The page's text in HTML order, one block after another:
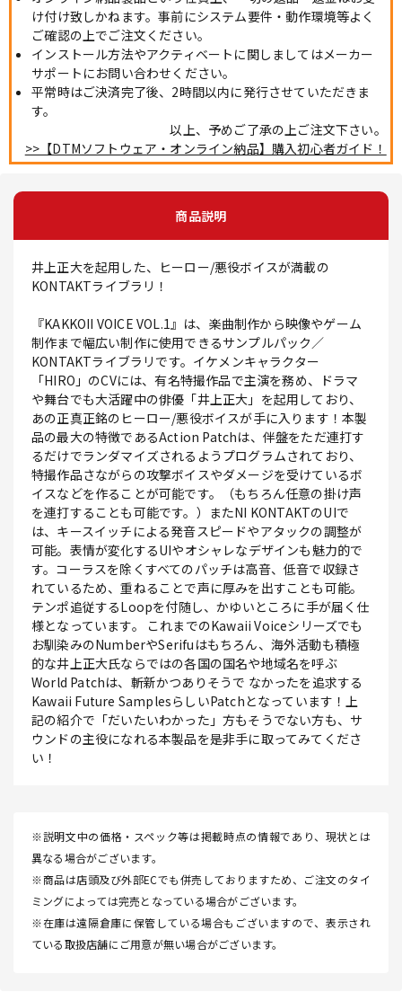
け付け致しかねます。事前にシステム要件・動作環境等よく
ご確認の上でご注文ください。
インストール方法やアクティベートに関しましてはメーカー
サポートにお問い合わせください。
平常時はご決済完了後、2時間以内に発行させていただきま
す。
以上、予めご了承の上ご注文下さい。
>>【DTMソフトウェア・オンライン納品】購入初心者ガイド！
商品説明
井上正大を起用した、ヒーロー/悪役ボイスが満載の
KONTAKTライブラリ！
『KAKKOII VOICE VOL.1』は、楽曲制作から映像やゲーム
制作まで幅広い制作に使用できるサンプルパック／
KONTAKTライブラリです。イケメンキャラクター
「HIRO」のCVには、有名特撮作品で主演を務め、ドラマ
や舞台でも大活躍中の俳優「井上正大」を起用しており、
あの正真正銘のヒーロー/悪役ボイスが手に入ります！本製
品の最大の特徴であるAction Patchは、伴盤をただ連打す
るだけでランダマイズされるようプログラムされており、
特撮作品さながらの攻撃ボイスやダメージを受けているボ
イスなどを作ることが可能です。（もちろん任意の掛け声
を連打することも可能です。）またNI KONTAKTのUIで
は、キースイッチによる発音スピードやアタックの調整が
可能。表情が変化するUIやオシャレなデザインも魅力的で
す。コーラスを除くすべてのパッチは高音、低音で収録さ
れているため、重ねることで声に厚みを出すことも可能。
テンポ追従するLoopを付随し、かゆいところに手が届く仕
様となっています。 これまでのKawaii Voiceシリーズでも
お馴染みのNumberやSerifuはもちろん、海外活動も積極
的な井上正大氏ならではの各国の国名や地域名を呼ぶ
World Patchは、斬新かつありそうで なかったを追求する
Kawaii Future SamplesらしいPatchとなっています！上
記の紹介で「だいたいわかった」方もそうでない方も、サ
ウンドの主役になれる本製品を是非手に取ってみてくださ
い！
※説明文中の価格・スペック等は掲載時点の情報であり、現状とは
異なる場合がございます。
※商品は店頭及び外部ECでも併売しておりますため、ご注文のタイ
ミングによっては完売となっている場合がございます。
※在庫は遠隔倉庫に保管している場合もございますので、表示され
ている取扱店舗にご用意が無い場合がございます。